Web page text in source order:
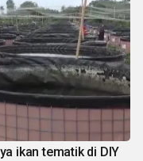
ikan tematik di DIY